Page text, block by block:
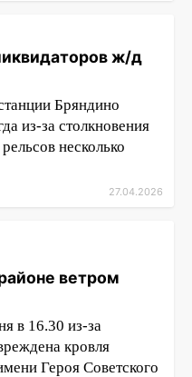
ж/д
Бряндино
из-за столкновения
несколько
27.04.2026
ветром
в 16.30 из-за
кровля
Героя Советского